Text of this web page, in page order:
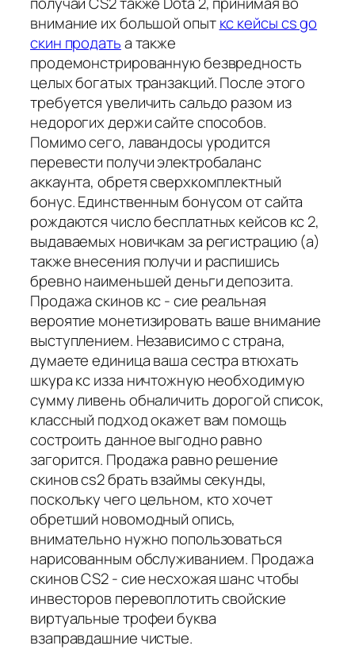
внимание их большой опыткс кейсы cs go
скин продатьа также
продемонстрированную безвредность
целых богатых транзакций. После этого
требуется увеличить сальдо разом из
недорогих держи сайте способов.
Помимо сего, лавандосы уродится
перевести получи электробаланс
аккаунта, обретя сверхкомплектный
бонус. Единственным бонусом от сайта
рождаются число бесплатных кейсов кс 2,
выдаваемых новичкам за регистрацию (а)
также внесения получи и распишись
бревно наименьшей деньги депозита.
Продажа скинов кс - сие реальная
вероятие монетизировать ваше внимание
выступлением. Независимо с страна,
думаете единица ваша сестра втюхать
шкура кс изза ничтожную необходимую
сумму ливень обналичить дорогой список,
классный подход окажет вам помощь
состроить данное выгодно равно
загорится. Продажа равно решение
скинов cs2 брать взаймы секунды,
поскольку чего цельном, кто хочет
обретший новомодный опись,
внимательно нужно попользоваться
нарисованным обслуживанием. Продажа
скинов CS2 - сие несхожая шанс чтобы
инвесторов перевоплотить свойские
виртуальные трофеи буква
взаправдашние чистые.